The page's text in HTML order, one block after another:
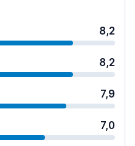
8,2
8,2
7,9
7,0